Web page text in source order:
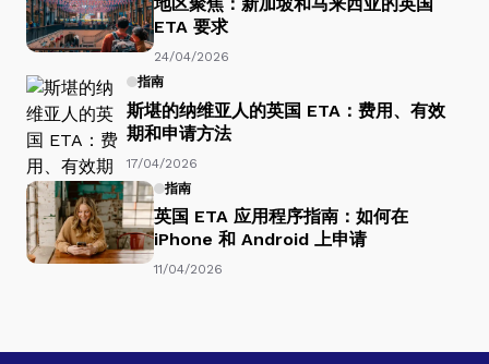
地区聚焦：新加坡和马来西亚的英国
ETA 要求
24/04/2026
指南
斯堪的纳维亚人的英国 ETA：费用、有效
期和申请方法
17/04/2026
指南
英国 ETA 应用程序指南：如何在
iPhone 和 Android 上申请
11/04/2026